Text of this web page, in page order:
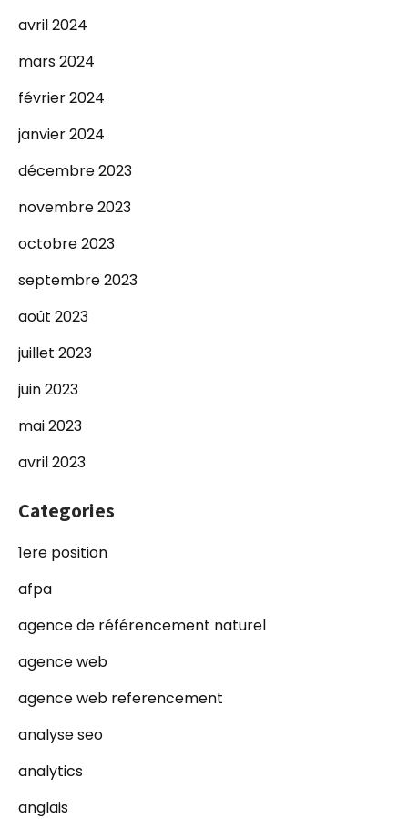
avril 2024
mars 2024
février 2024
janvier 2024
décembre 2023
novembre 2023
octobre 2023
septembre 2023
août 2023
juillet 2023
juin 2023
mai 2023
avril 2023
Categories
1ere position
afpa
agence de référencement naturel
agence web
agence web referencement
analyse seo
analytics
anglais